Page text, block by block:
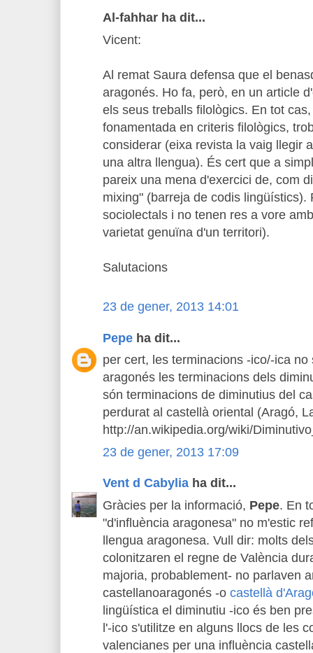
Al-fahhar ha dit...
Vicent:
Al remat Saura defensa que el
aragonés. Ho fa, però, en un article
els seus treballs filològics. En tot
fonamentada en criteris filològics,
considerar (eixa revista la vaig llegir
una altra llengua). És cert que a
pareix una mena d'exercici de, com
mixing" (barreja de codis lingüístics).
sociolectals i no tenen res a vore
varietat genuïna d'un territori).
Salutacions
23 de gener, 2013 14:01
Pepe ha dit...
per cert, les terminacions -ico/-ica
aragonés les terminacions dels
són terminacions de diminutius del
perdurat al castellà oriental (Aragó,
http://an.wikipedia.org/wiki/
23 de gener, 2013 17:09
Vent d Cabylia ha dit...
Gràcies per la informació, Pepe. En
"d'influència aragonesa" no m'estic
llengua aragonesa. Vull dir: molts
colonitzaren el regne de València
majoria, probablement- no parlaven
castellanoaragonés -o castellà
lingüística el diminutiu -ico és ben
l'-ico s'utilitze en alguns llocs de les
valencianes per una influència